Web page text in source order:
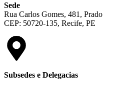
Sede
Rua Carlos Gomes, 481, Prado
CEP: 50720-135, Recife, PE
Subsedes e Delegacias